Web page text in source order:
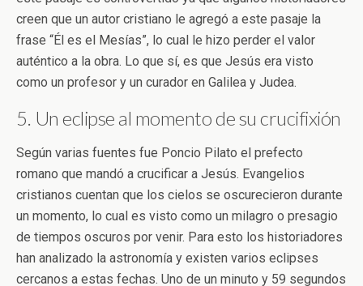
creen que un autor cristiano le agregó a este pasaje la
frase “Él es el Mesías”, lo cual le hizo perder el valor
auténtico a la obra. Lo que sí, es que Jesús era visto
como un profesor y un curador en Galilea y Judea.
5. Un eclipse al momento de su crucifixión
Según varias fuentes fue Poncio Pilato el prefecto
romano que mandó a crucificar a Jesús. Evangelios
cristianos cuentan que los cielos se oscurecieron durante
un momento, lo cual es visto como un milagro o presagio
de tiempos oscuros por venir. Para esto los historiadores
han analizado la astronomía y existen varios eclipses
cercanos a estas fechas. Uno de un minuto y 59 segundos